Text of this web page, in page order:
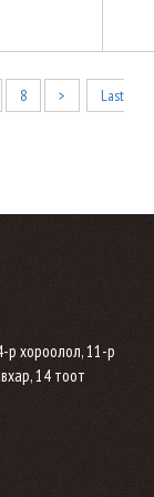
8 >
Last
р хороолол, 11-р
14 тоот